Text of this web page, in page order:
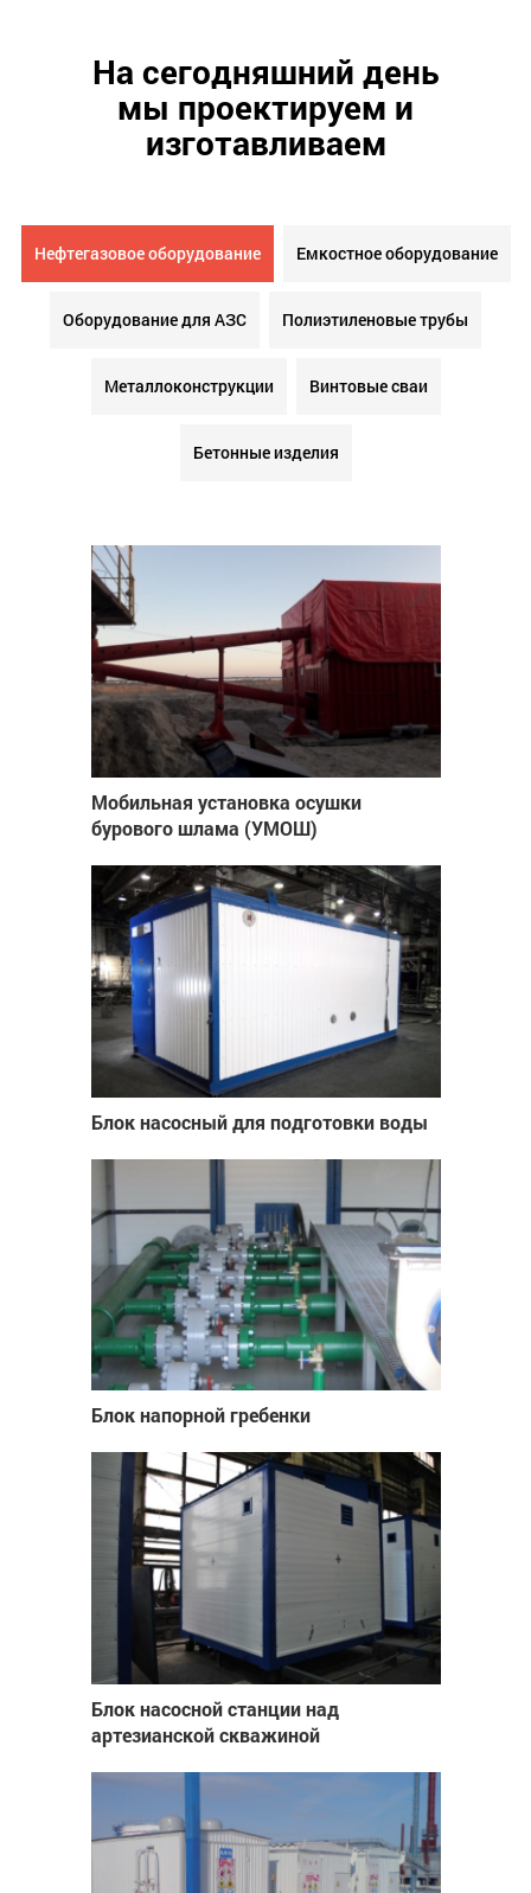
На сегодняшний день
мы проектируем и
изготавливаем
Нефтегазовое оборудование Емкостное оборудование
Оборудование для АЗС Полиэтиленовые трубы
Металлоконструкции Винтовые сваи
Бетонные изделия
Мобильная установка осушки
бурового шлама (УМОШ)
Блок насосный для подготовки воды
Блок напорной гребенки
Блок насосной станции над
артезианской скважиной